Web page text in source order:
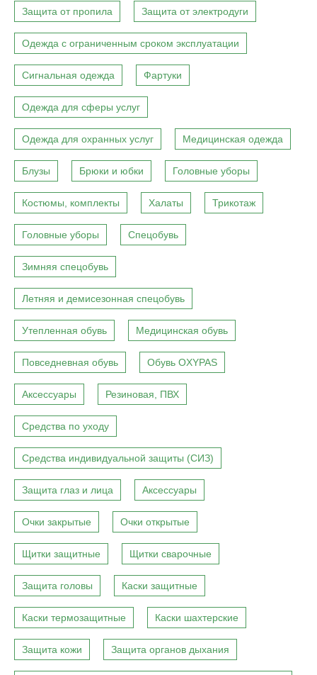
Защита от пропила Защита от электродуги
Одежда с ограниченным сроком эксплуатации
Сигнальная одежда Фартуки
Одежда для сферы услуг
Одежда для охранных услуг Медицинская одежда
Блузы Брюки и юбки Головные уборы
Костюмы, комплекты Халаты Трикотаж
Головные уборы Спецобувь
Зимняя спецобувь
Летняя и демисезонная спецобувь
Утепленная обувь Медицинская обувь
Повседневная обувь Обувь OXYPAS
Аксессуары Резиновая, ПВХ
Средства по уходу
Средства индивидуальной защиты (СИЗ)
Защита глаз и лица Аксессуары
Очки закрытые Очки открытые
Щитки защитные Щитки сварочные
Защита головы Каски защитные
Каски термозащитные Каски шахтерские
Защита кожи Защита органов дыхания